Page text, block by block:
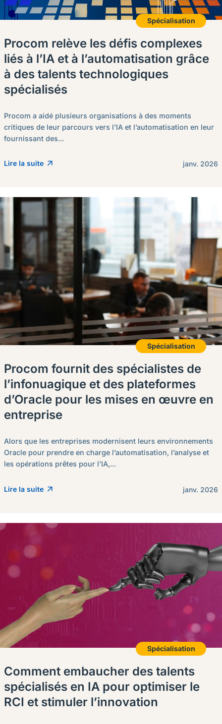
Spécialisation
Procom relève les défis complexes
liés à l’IA et à l’automatisation grâce
à des talents technologiques
spécialisés
Procom a aidé plusieurs organisations à des moments
critiques de leur parcours vers l’IA et l’automatisation en leur
fournissant des...
Lire la suite janv. 2026
Spécialisation
Procom fournit des spécialistes de
l’infonuagique et des plateformes
d’Oracle pour les mises en œuvre en
entreprise
Alors que les entreprises modernisent leurs environnements
Oracle pour prendre en charge l’automatisation, l’analyse et
les opérations prêtes pour l’IA,...
Lire la suite janv. 2026
Spécialisation
Comment embaucher des talents
spécialisés en IA pour optimiser le
RCI et stimuler l’innovation